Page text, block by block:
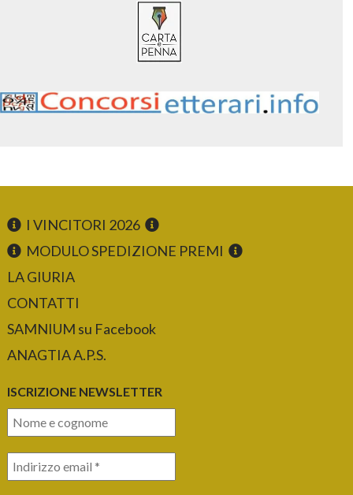
I VINCITORI 2026
MODULO SPEDIZIONE PREMI
LA GIURIA
CONTATTI
SAMNIUM su Facebook
ANAGTIA A.P.S.
ISCRIZIONE NEWSLETTER